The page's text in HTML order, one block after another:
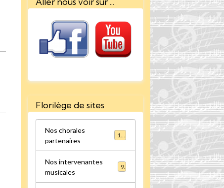
Florilège de sites
Nos chorales
partenaires
Nos intervenantes
musicales
9